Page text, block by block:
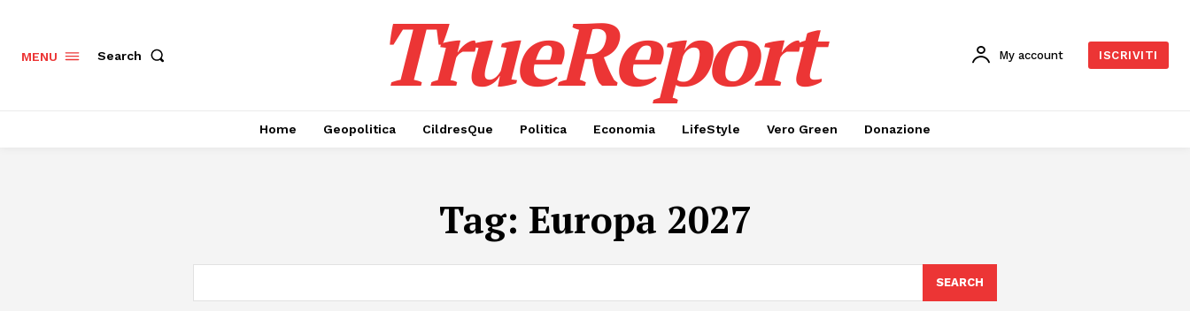
MENU Search TrueReport My account ISCRIVITI
Home Geopolitica CildresQue Politica Economia LifeStyle Vero Green Donazione
Tag: Europa 2027
SEARCH